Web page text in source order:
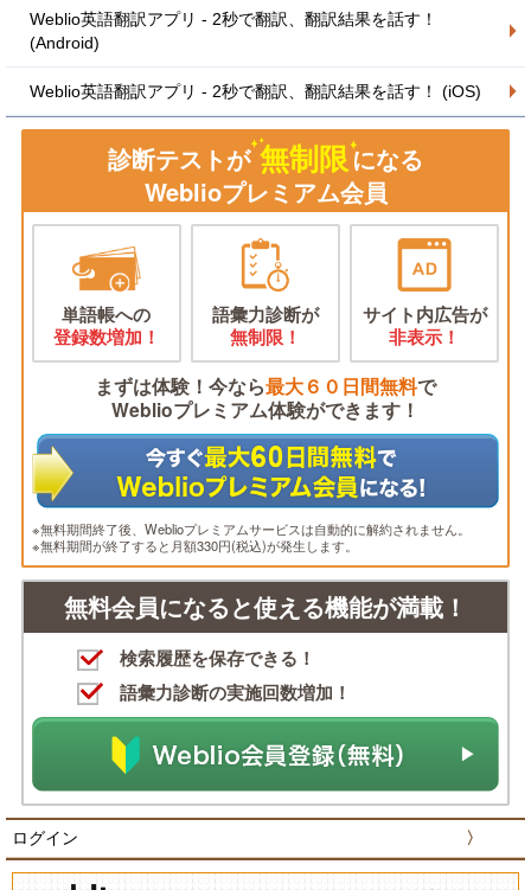
Weblio英語翻訳アプリ - 2秒で翻訳、翻訳結果を話す！
(Android)
Weblio英語翻訳アプリ - 2秒で翻訳、翻訳結果を話す！ (iOS)
診断テストが 無制限になる
Weblioプレミアム会員
単語帳への
登録数増加！
語彙力診断が
無制限！
サイト内広告が
非表示！
まずは体験！今なら最大６０日間無料で
Weblioプレミアム体験ができます！
※無料期間終了後、Weblioプレミアムサービスは自動的に解約されません。
※無料期間が終了すると月額330円(税込)が発生します。
無料会員になると使える機能が満載！
検索履歴を保存できる！
語彙力診断の実施回数増加！
ログイン 〉